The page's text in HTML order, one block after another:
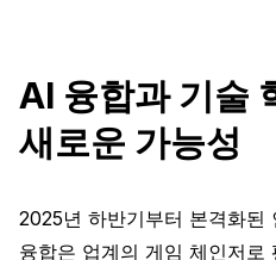
AI 융합과 기술
새로운 가능성
2025년 하반기부터 본격화된
융합은 업계의 게임 체인저로